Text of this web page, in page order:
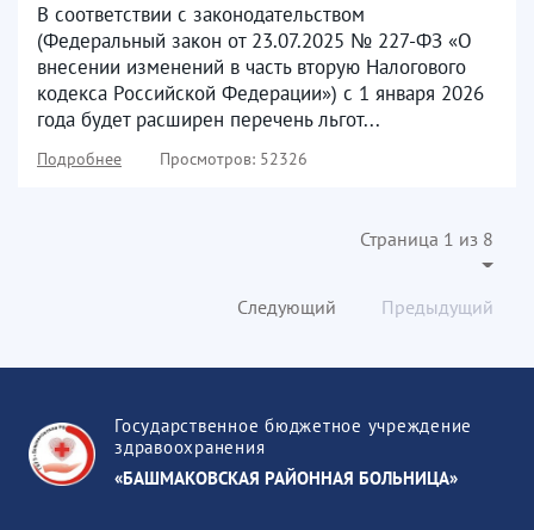
В соответствии с законодательством
(Федеральный закон от 23.07.2025 № 227-ФЗ «О
внесении изменений в часть вторую Налогового
кодекса Российской Федерации») с 1 января 2026
года будет расширен перечень льгот...
Подробнее Просмотров: 52326
Страница 1 из 8
Предыдущий
Следующий
Государственное бюджетное учреждение
здравоохранения
«БАШМАКОВСКАЯ РАЙОННАЯ БОЛЬНИЦА»